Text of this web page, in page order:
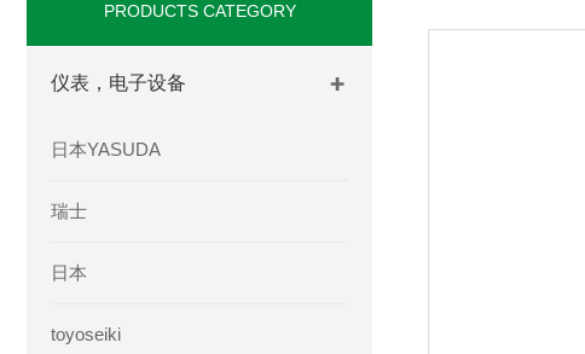
PRODUCTS CATEGORY
仪表，电子设备
日本YASUDA
瑞士
日本
toyoseiki